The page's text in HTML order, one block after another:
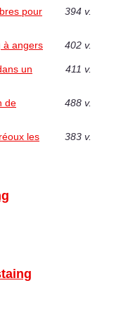
pour
394 v.
à angers 402 v.
un
411 v.
de
488 v.
les
383 v.